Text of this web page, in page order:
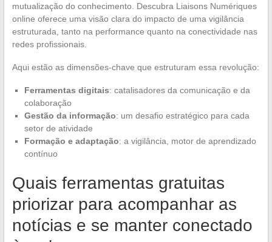
mutualização do conhecimento. Descubra Liaisons Numériques
online oferece uma visão clara do impacto de uma vigilância
estruturada, tanto na performance quanto na conectividade nas
redes profissionais.
Aqui estão as dimensões-chave que estruturam essa revolução:
Ferramentas digitais: catalisadores da comunicação e da
colaboração
Gestão da informação: um desafio estratégico para cada
setor de atividade
Formação e adaptação: a vigilância, motor de aprendizado
contínuo
Quais ferramentas gratuitas
priorizar para acompanhar as
notícias e se manter conectado